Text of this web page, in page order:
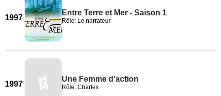
1997
Entre Terre et Mer - Saison 1
Rôle: Le narrateur
1997
Une Femme d'action
Rôle: Charles